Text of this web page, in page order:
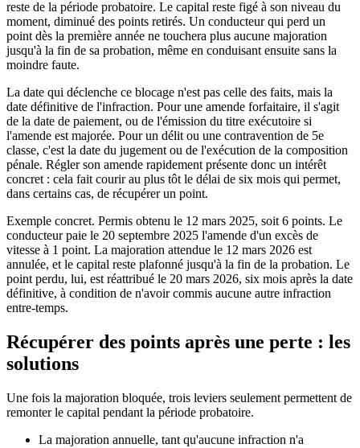
reste de la période probatoire. Le capital reste figé à son niveau du
moment, diminué des points retirés. Un conducteur qui perd un
point dès la première année ne touchera plus aucune majoration
jusqu'à la fin de sa probation, même en conduisant ensuite sans la
moindre faute.
La date qui déclenche ce blocage n'est pas celle des faits, mais la
date définitive de l'infraction. Pour une amende forfaitaire, il s'agit
de la date de paiement, ou de l'émission du titre exécutoire si
l'amende est majorée. Pour un délit ou une contravention de 5e
classe, c'est la date du jugement ou de l'exécution de la composition
pénale. Régler son amende rapidement présente donc un intérêt
concret : cela fait courir au plus tôt le délai de six mois qui permet,
dans certains cas, de récupérer un point.
Exemple concret. Permis obtenu le 12 mars 2025, soit 6 points. Le
conducteur paie le 20 septembre 2025 l'amende d'un excès de
vitesse à 1 point. La majoration attendue le 12 mars 2026 est
annulée, et le capital reste plafonné jusqu'à la fin de la probation. Le
point perdu, lui, est réattribué le 20 mars 2026, six mois après la date
définitive, à condition de n'avoir commis aucune autre infraction
entre-temps.
Récupérer des points après une perte : les
solutions
Une fois la majoration bloquée, trois leviers seulement permettent de
remonter le capital pendant la période probatoire.
La majoration annuelle, tant qu'aucune infraction n'a